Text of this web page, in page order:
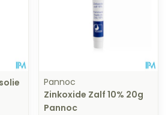
Pannoc
Zinkoxide Zalf 10% 20g
Pannoc